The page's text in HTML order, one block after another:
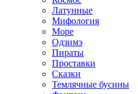
Латунные
Мифология
Море
Одзимэ
Пираты
Проставки
Сказки
Темлячные бусины